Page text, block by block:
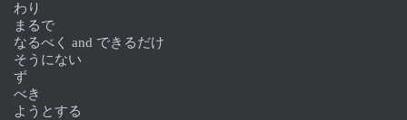
わり
まるで
なるべく and できるだけ
そうにない
ず
べき
ようとする